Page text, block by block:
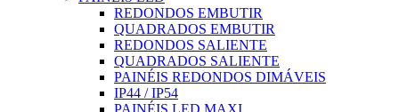
REDONDOS EMBUTIR
QUADRADOS EMBUTIR
REDONDOS SALIENTE
QUADRADOS SALIENTE
PAINÉIS REDONDOS DIMÁVEIS
IP44 / IP54
PAINÉIS LED MAXI